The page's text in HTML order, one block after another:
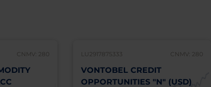
CNMV: 280 LU2917875333 CNMV: 280
VONTOBEL CREDIT
OPPORTUNITIES "N" (USD)